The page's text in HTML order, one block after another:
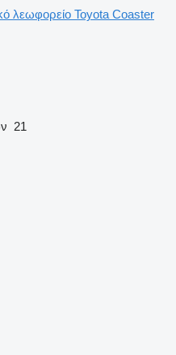
λεωφορείο Toyota Coaster
21